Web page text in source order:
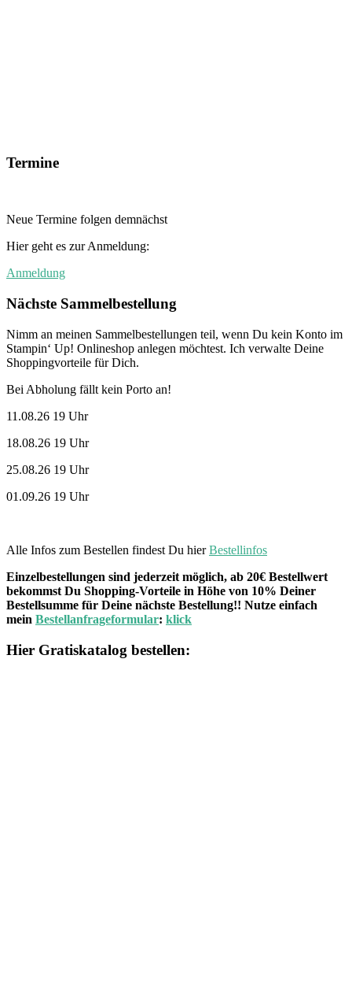
Termine
Neue Termine folgen demnächst
Hier geht es zur Anmeldung:
Anmeldung
Nächste Sammelbestellung
Nimm an meinen Sammelbestellungen teil, wenn Du kein Konto im
Stampin‘ Up! Onlineshop anlegen möchtest. Ich verwalte Deine
Shoppingvorteile für Dich.
Bei Abholung fällt kein Porto an!
11.08.26 19 Uhr
18.08.26 19 Uhr
25.08.26 19 Uhr
01.09.26 19 Uhr
Alle Infos zum Bestellen findest Du hierBestellinfos
Einzelbestellungen sind jederzeit möglich, ab 20€ Bestellwert
bekommst Du Shopping-Vorteile in Höhe von 10% Deiner
Bestellsumme für Deine nächste Bestellung!! Nutze einfach
mein Bestellanfrageformular: klick
Hier Gratiskatalog bestellen: